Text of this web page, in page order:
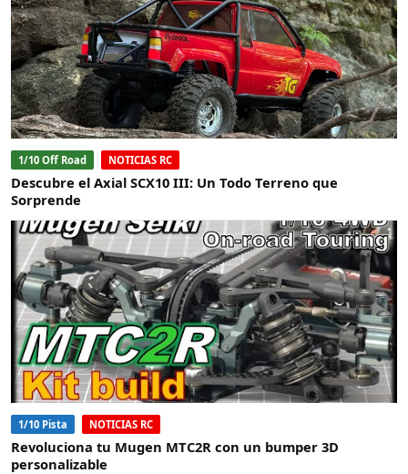
1/10 Off Road NOTICIAS RC
Descubre el Axial SCX10 III: Un Todo Terreno que
Sorprende
1/10 Pista NOTICIAS RC
Revoluciona tu Mugen MTC2R con un bumper 3D
personalizable